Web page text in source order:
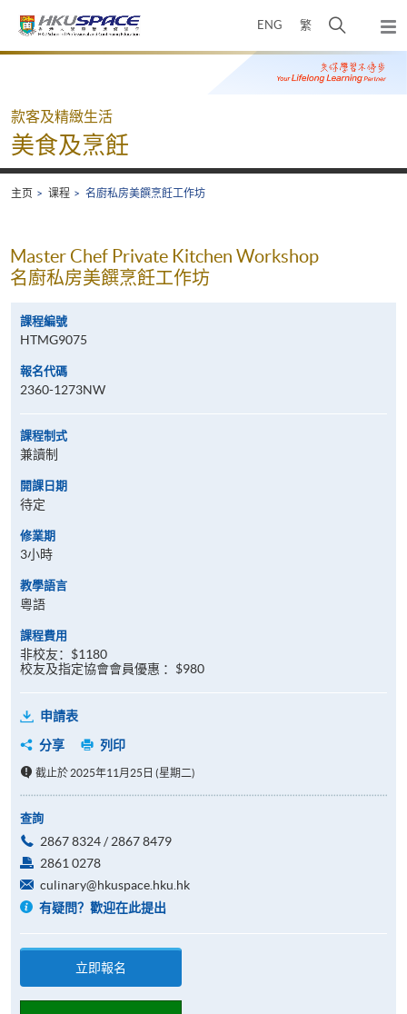
ENG 繁
开
搜
寻
弹
出
主
Main
款客及精緻生活
美食及烹飪
主页 课程 名廚私房美饌烹飪工作坊
Master Chef Private Kitchen Workshop
名廚私房美饌烹飪工作坊
課程編號
HTMG9075
報名代碼
2360-1273NW
課程制式
兼讀制
開課日期
待定
修業期
3小時
教學語言
粵語
課程費用
非校友：$1180
校友及指定協會會員優惠 ：$980
申請表
分享
列印
截止於 2025年11月25日 (星期二)
查詢
2867 8324 / 2867 8479
2861 0278
culinary@hkuspace.hku.hk
有疑問？歡迎在此提出
立即報名